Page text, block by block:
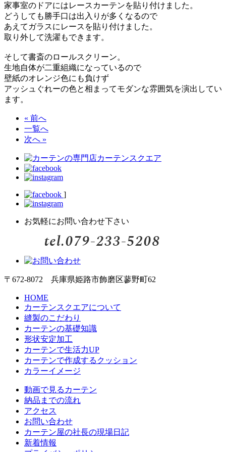
家事室のドアにはレースカーテンを貼り付けました。
どうしても勝手口は出入りが多くなるので
あえてガラスにレースを貼り付けました。
取り外して洗濯もできます。
そして書斎のロールスクリーン。
生地自体が二重組織になっているので
壁紙のオレンジ色にも負けず
アッシュぐれーの色と相まってモダンな雰囲気を演出してい
ます。
« 前へ
一覧へ
次へ »
]
お気軽にお問い合わせ下さい
〒672-8072 兵庫県姫路市飾磨区蓼野町62
HOME
カーテンスクエアについて
縫製のこだわり
カーテンの基礎知識
形状安定加工
カーテンで生活力UP
カーテンで作成するクッション
カラーイメージ
動画で見るカーテン
納品までの流れ
アクセス
お問い合わせ
カーテン屋の社長の現場日記
新着情報